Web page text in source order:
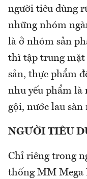
người tiêu dùng
những nhóm
là ở nhóm sản
thì tập trung mặt
sản, thực phẩm
nhu yếu phẩm là
gội, nước lau
NGƯỜI TIÊU
Chỉ riêng trong
thống MM Mega